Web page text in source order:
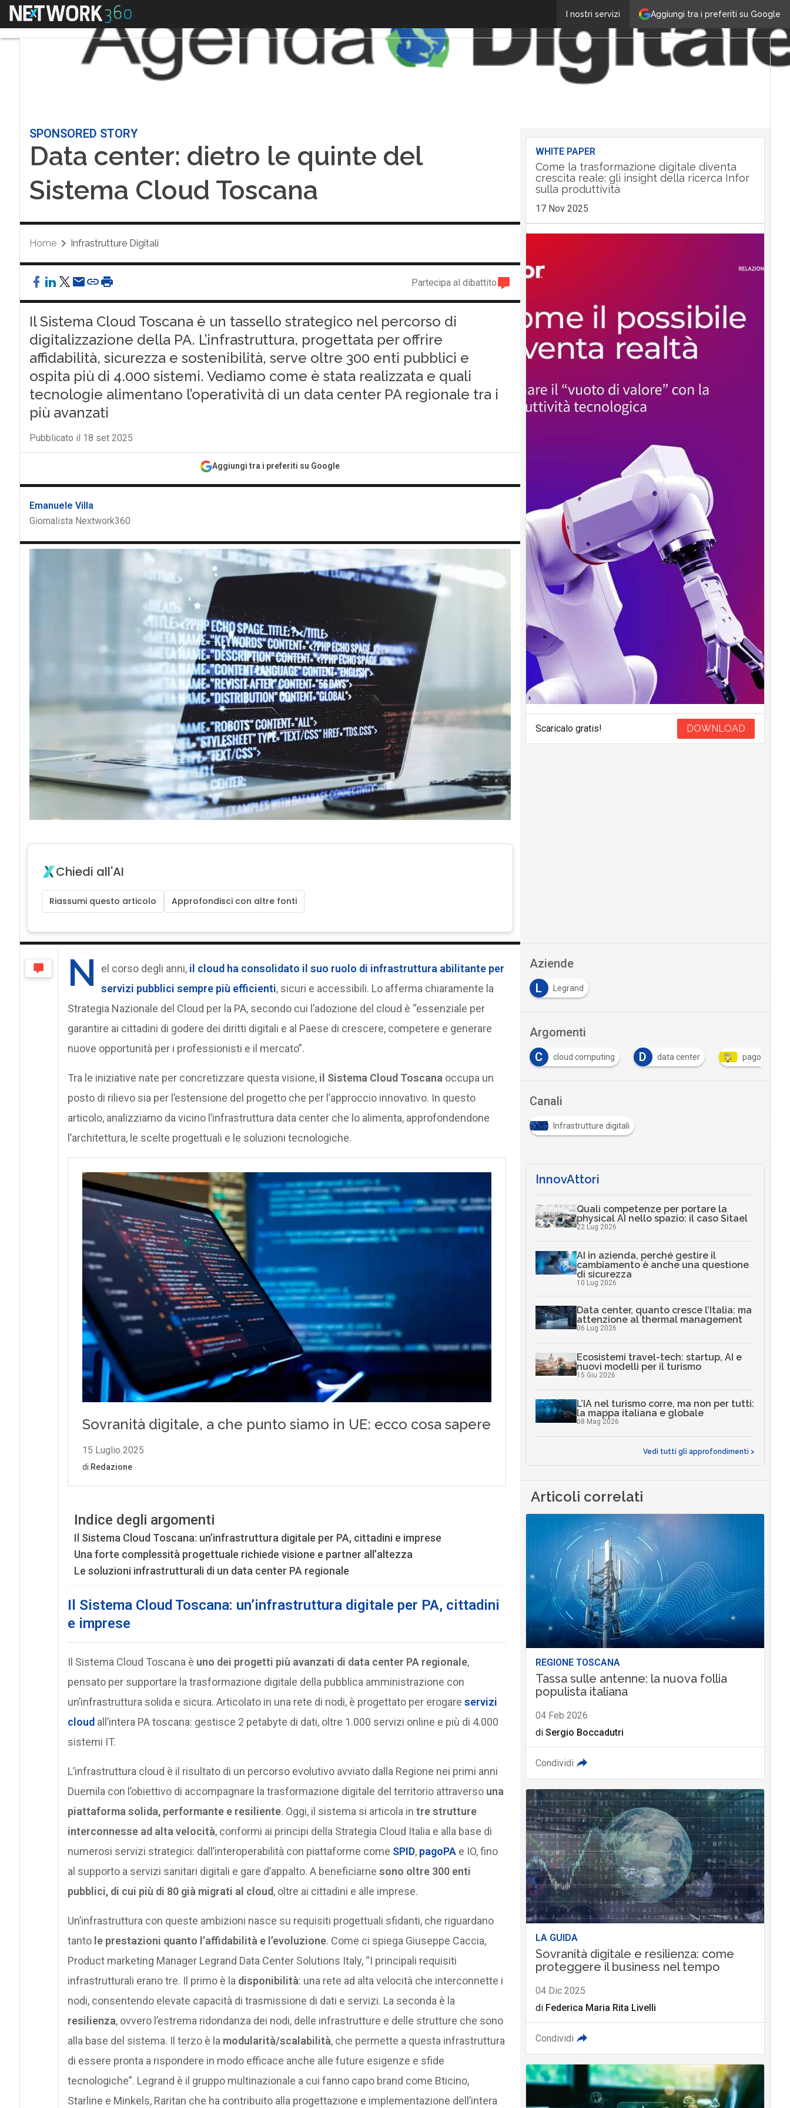
Aggiungi tra i preferiti su Google
I nostri servizi
Menu
SPONSORED STORY
Data center: dietro le quinte del
Sistema Cloud Toscana
Home Infrastrutture Digitali
Partecipa al dibattito
Il Sistema Cloud Toscana è un tassello strategico nel percorso di
digitalizzazione della PA. L’infrastruttura, progettata per offrire
affidabilità, sicurezza e sostenibilità, serve oltre 300 enti pubblici e
ospita più di 4.000 sistemi. Vediamo come è stata realizzata e quali
tecnologie alimentano l’operatività di un data center PA regionale tra i
più avanzati
Pubblicato il 18 set 2025
Aggiungi tra i preferiti su Google
Emanuele Villa
Giornalista Nextwork360
Chiedi all'AI
Riassumi questo articolo Approfondisci con altre fonti
N el corso degli anni,il cloud ha consolidato il suo ruolo di infrastruttura abilitanteper
servizi pubblici sempre più efficienti, sicuri e accessibili. Lo afferma chiaramente la
Strategia Nazionale del Cloud per la PA, secondo cui l’adozione del cloud è “essenziale per
garantire ai cittadini di godere dei diritti digitali e al Paese di crescere, competere e generare
nuove opportunità per i professionisti e il mercato”.
Tra le iniziative nate per concretizzare questa visione, il Sistema Cloud Toscana occupa un
posto di rilievo sia per l’estensione del progetto che per l’approccio innovativo. In questo
articolo, analizziamo da vicino l’infrastruttura data center che lo alimenta, approfondendone
l’architettura, le scelte progettuali e le soluzioni tecnologiche.
Indice degli argomenti
Il Sistema Cloud Toscana: un’infrastruttura digitale per PA, cittadini e imprese
Una forte complessità progettuale richiede visione e partner all’altezza
Le soluzioni infrastrutturali di un data center PA regionale
Il Sistema Cloud Toscana: un’infrastruttura digitale per PA, cittadini
e imprese
Il Sistema Cloud Toscana è uno dei progetti più avanzati di data center PA regionale,
pensato per supportare la trasformazione digitale della pubblica amministrazione con
un’infrastruttura solida e sicura. Articolato in una rete di nodi, è progettato per erogare servizi
cloudall’intera PA toscana: gestisce 2 petabyte di dati, oltre 1.000 servizi online e più di 4.000
sistemi IT.
L’infrastruttura cloud è il risultato di un percorso evolutivo avviato dalla Regione nei primi anni
Duemila con l’obiettivo di accompagnare la trasformazione digitale del territorio attraverso una
piattaforma solida, performante e resiliente. Oggi, il sistema si articola in tre strutture
interconnesse ad alta velocità, conformi ai principi della Strategia Cloud Italia e alla base di
numerosi servizi strategici: dall’interoperabilità con piattaforme come SPID, pagoPAe IO, fino
al supporto a servizi sanitari digitali e gare d’appalto. A beneficiarne sono oltre 300 enti
pubblici, di cui più di 80 già migrati al cloud, oltre ai cittadini e alle imprese.
Un’infrastruttura con queste ambizioni nasce su requisiti progettuali sfidanti, che riguardano
tanto le prestazioni quanto l’affidabilità e l’evoluzione. Come ci spiega Giuseppe Caccia,
Product marketing Manager Legrand Data Center Solutions Italy, “I principali requisiti
infrastrutturali erano tre. Il primo è la disponibilità: una rete ad alta velocità che interconnette i
nodi, consentendo elevate capacità di trasmissione di dati e servizi. La seconda è la
resilienza, ovvero l’estrema ridondanza dei nodi, delle infrastrutture e delle strutture che sono
alla base del sistema. Il terzo è la modularità/scalabilità, che permette a questa infrastruttura
di essere pronta a rispondere in modo efficace anche alle future esigenze e sfide
tecnologiche”. Legrand è il gruppo multinazionale a cui fanno capo brand come Bticino,
Starline e Minkels, Raritan che ha contribuito alla progettazione e implementazione dell’intera
WHITE PAPER
Come la trasformazione digitale diventa
crescita reale: gli insight della ricerca Infor
sulla produttività
17 Nov 2025
Scaricalo gratis! DOWNLOAD
Aziende
L
Legrand
Argomenti
C cloud computing D data center pagopa
Canali
Infrastrutture digitali
InnovAttori
Quali competenze per portare la
physical AI nello spazio: il caso Sitael
22 Lug 2026
AI in azienda, perché gestire il
cambiamento è anche una questione
di sicurezza
10 Lug 2026
Data center, quanto cresce l’Italia: ma
attenzione al thermal management
06 Lug 2026
Ecosistemi travel-tech: startup, AI e
nuovi modelli per il turismo
15 Giu 2026
L’IA nel turismo corre, ma non per tutti:
la mappa italiana e globale
08 Mag 2026
Vedi tutti gli approfondimenti >
Articoli correlati
REGIONE TOSCANA
Tassa sulle antenne: la nuova follia
populista italiana
04 Feb 2026
di Sergio Boccadutri
Condividi
LA GUIDA
Sovranità digitale e resilienza: come
proteggere il business nel tempo
04 Dic 2025
di Federica Maria Rita Livelli
Condividi